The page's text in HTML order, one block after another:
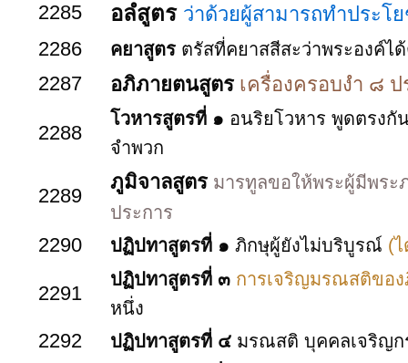
2285 อลํสูตร ว่าด้วยผู้สามารถทำประโ
2286
คยาสูตร ตรัสที่คยาสสีสะว่าพระองค์
2287 อภิภายตนสูตร เครื่องครอบงำ ๘
2288
โวหารสูตรที่ ๑ อนริยโวหาร พูดตรง
จำพวก
2289
ภูมิจาลสูตร มารทูลขอให้พระผู้มีพร
ประการ
2290 ปฏิปทาสูตรที่ ๑ ภิกษุผู้ยังไม่บริบูรณ์ (
2291
ปฏิปทาสูตรที่ ๓ การเจริญมรณสติขอ
หนึ่ง
2292 ปฏิปทาสูตรที่ ๔ มรณสติ บุคคลเจริญก